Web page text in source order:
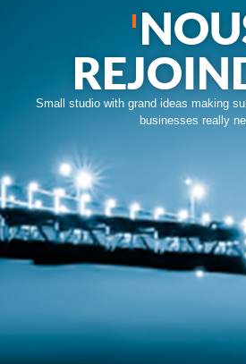
Small studio with grand ideas making
businesses really